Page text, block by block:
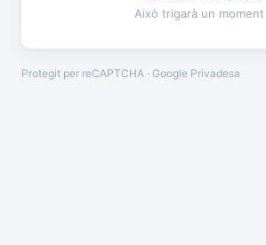
Això trigarà un moment
Protegit per reCAPTCHA · Google Privadesa